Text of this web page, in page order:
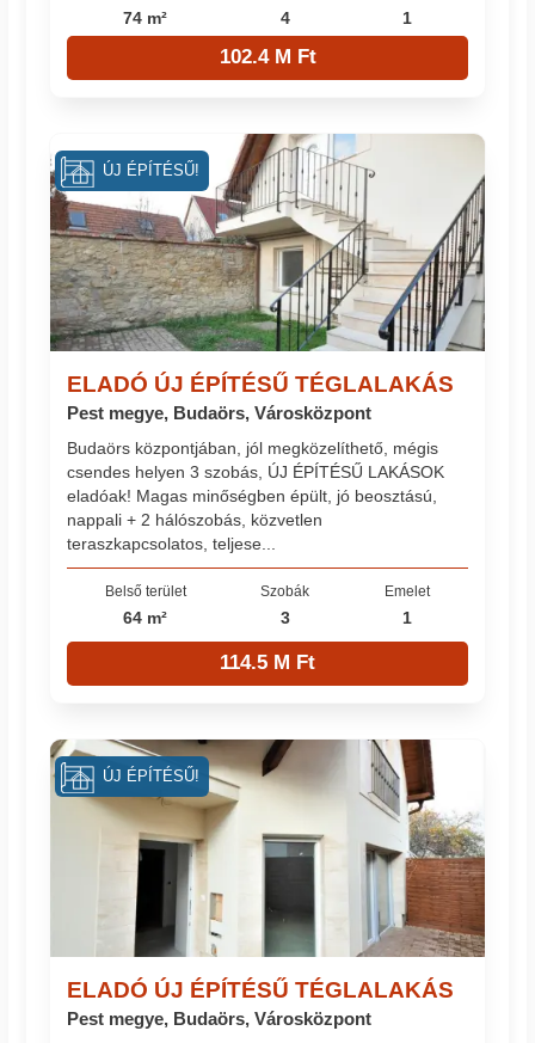
74 m² 4 1
102.4 M Ft
ELADÓ ÚJ ÉPÍTÉSŰ TÉGLALAKÁS
Pest megye, Budaörs, Városközpont
Budaörs központjában, jól megközelíthető, mégis
csendes helyen 3 szobás, ÚJ ÉPÍTÉSŰ LAKÁSOK
eladóak! Magas minőségben épült, jó beosztású,
nappali + 2 hálószobás, közvetlen
teraszkapcsolatos, teljese...
Belső terület
64 m²
Szobák
3
Emelet
1
114.5 M Ft
ÚJ ÉPÍTÉSŰ!
ELADÓ ÚJ ÉPÍTÉSŰ TÉGLALAKÁS
Pest megye, Budaörs, Városközpont
ÚJ ÉPÍTÉSŰ!